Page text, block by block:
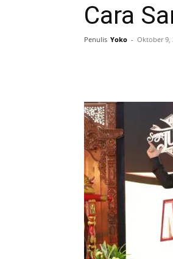
Cara
Penulis Yoko - Oktober 9,